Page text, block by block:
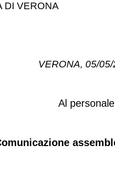
DI VERONA
VERONA, 05/
Al